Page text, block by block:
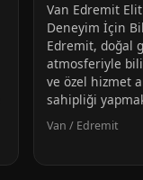
Van Edremit
Deneyim İçin
Edremit, doğal
atmosferiyle
ve özel hizmet
sahipliği
Van / Edremit